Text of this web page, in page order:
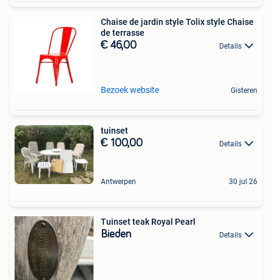
Chaise de jardin style Tolix style Chaise
de terrasse
€ 46,00 Details
Bezoek website Gisteren
tuinset
€ 100,00 Details
Antwerpen 30 jul 26
Tuinset teak Royal Pearl
Bieden Details